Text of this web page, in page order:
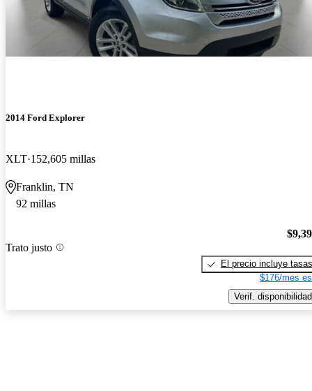
2014 Ford Explorer
XLT 152,605 millas
Franklin, TN
92 millas
Trato justo
El precio incluye tasas
$176/mes
Verif. disponibilidad